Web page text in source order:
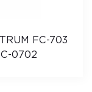
FC-703
0702